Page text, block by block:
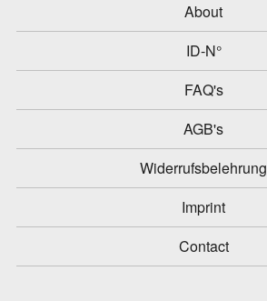
About
ID-N°
FAQ's
AGB's
Widerrufsbelehrung
Imprint
Contact